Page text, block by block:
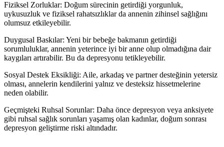
Fiziksel Zorluklar: Doğum sürecinin getirdiği yorgunluk,
uykusuzluk ve fiziksel rahatsızlıklar da annenin zihinsel sağlığını
olumsuz etkileyebilir.
Duygusal Baskılar: Yeni bir bebeğe bakmanın getirdiği
sorumluluklar, annenin yeterince iyi bir anne olup olmadığına dair
kaygıları artırabilir. Bu da depresyonu tetikleyebilir.
Sosyal Destek Eksikliği: Aile, arkadaş ve partner desteğinin yetersiz
olması, annelerin kendilerini yalnız ve desteksiz hissetmelerine
neden olabilir.
Geçmişteki Ruhsal Sorunlar: Daha önce depresyon veya anksiyete
gibi ruhsal sağlık sorunları yaşamış olan kadınlar, doğum sonrası
depresyon geliştirme riski altındadır.